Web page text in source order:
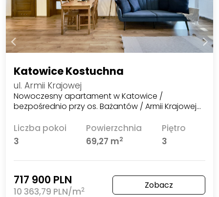
Katowice Kostuchna
ul. Armii Krajowej
Nowoczesny apartament w Katowice /
bezpośrednio przy os. Bażantów / Armii Krajowej…
Liczba pokoi
3
Powierzchnia
69,27 m2
Piętro
3
717 900 PLN
10 363,79 PLN/m2 Zobacz